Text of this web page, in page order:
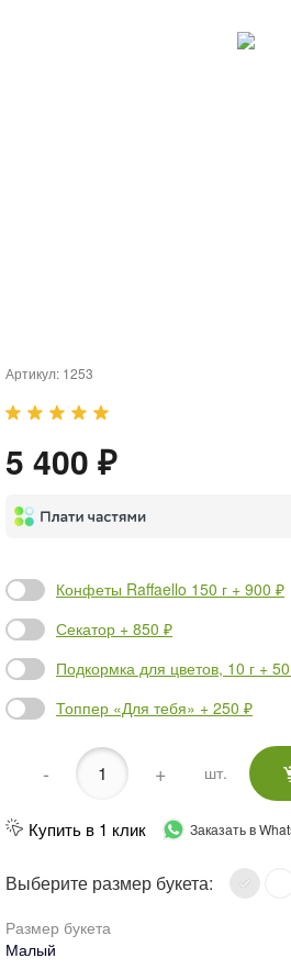
Артикул: 1253
5 400 ₽
Конфеты Raffaello 150 г + 900 ₽
Секатор + 850 ₽
Подкормка для цветов, 10 г +
Топпер «Для тебя» + 250 ₽
- + шт.
Купить в 1 клик Заказать в
Выберите размер букета:
Размер букета
Малый